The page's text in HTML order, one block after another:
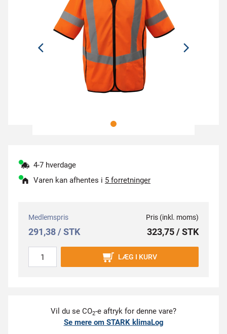
4-7 hverdage
Varen kan afhentes i 5 forretninger
Medlemspris
291,38 / STK
Pris (inkl. moms)
323,75 / STK
LÆG I KURV
Vil du se CO2-e aftryk for denne vare?
Se mere om STARK klimaLog